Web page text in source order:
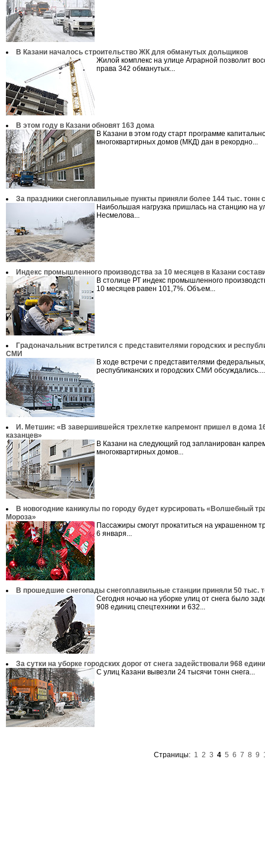
В Казани началось строительство ЖК для обманутых дольщиков
Жилой комплекс на улице Аграрной позволит
права 342 обманутых...
В этом году в Казани обновят 163 дома
В Казани в этом году старт программе
многоквартирных домов (МКД) дан в рекордно...
За праздники снегоплавильные пункты приняли более 144 тыс. тонн
Наибольшая нагрузка пришлась на станцию на
Несмелова...
Индекс промышленного производства за 10 месяцев в Казани
В столице РТ индекс промышленного
10 месяцев равен 101,7%. Объем...
Градоначальник встретился с представителями городских и
СМИ
В ходе встречи с представителями федеральных,
республиканских и городских СМИ обсуждались....
И. Метшин: «В завершившейся трехлетке капремонт пришел в дома
казанцев»
В Казани на следующий год запланирован
многоквартирных домов...
В новогодние каникулы по городу будет курсировать «Волшебный
Мороза»
Пассажиры смогут прокатиться на украшенном
6 января...
В прошедшие снегопады снегоплавильные станции приняли 50 тыс.
Сегодня ночью на уборке улиц от снега было
908 единиц спецтехники и 632...
За сутки на уборке городских дорог от снега задействовали 968
С улиц Казани вывезли 24 тысячи тонн снега...
Страницы: 1 2 3 4 5 6 7 8 9